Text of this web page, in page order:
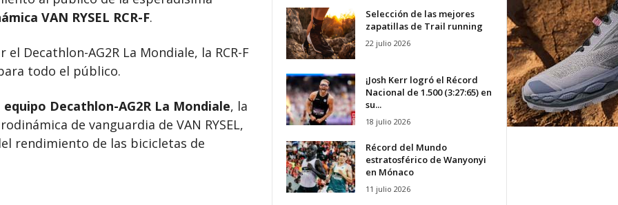
VAN RYSEL RCR-F.
Decathlon-AG2R La Mondiale, la RCR-F
todo el público.
equipo Decathlon-AG2R La Mondiale, la
de vanguardia de VAN RYSEL,
rendimiento de las bicicletas de
Selección de las mejores
zapatillas de Trail running
22 julio 2026
¡Josh Kerr logró el Récord
Nacional de 1.500 (3:27:65) en
su...
18 julio 2026
Récord del Mundo
estratosférico de Wanyonyi
en Mónaco
11 julio 2026